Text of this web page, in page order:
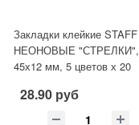
Закладки клейкие STAFF
НЕОНОВЫЕ "СТРЕЛКИ",
45х12 мм, 5 цветов х 20
28.90 руб